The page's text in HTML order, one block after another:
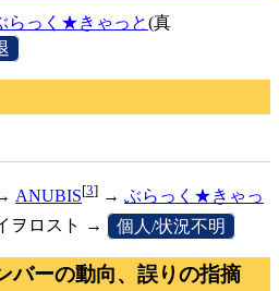
らっく★きゃっと(真
ANUBIS[3] → ぶらっく★きゃっ
ヲロスト → 個人/状況不明
バーの動向、誤りの指摘